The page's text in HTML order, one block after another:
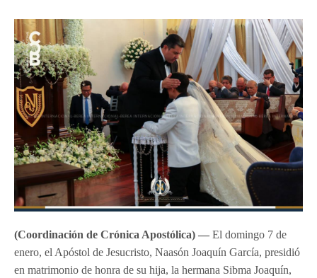
(Coordinación de Crónica Apostólica) — El domingo 7 de
enero, el Apóstol de Jesucristo, Naasón Joaquín García, presidió
en matrimonio de honra de su hija, la hermana Sibma Joaquín,